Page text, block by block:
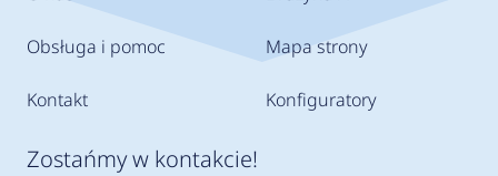
Obsługa i pomoc
Kontakt
Mapa strony
Konfiguratory
Zostańmy w kontakcie!